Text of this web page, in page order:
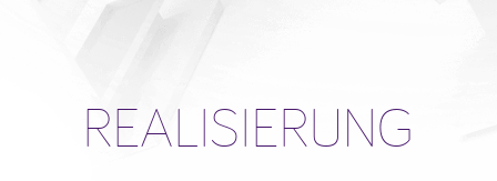
REALISIERUNG